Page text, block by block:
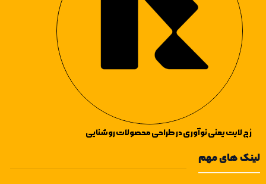
رُچ لایت یعنی نوآوری در طراحی محصولات روشنایی
لینک های مهم